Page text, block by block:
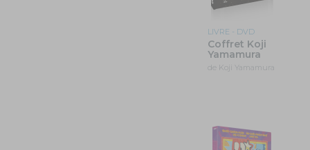
LIVRE - DVD
Coffret Koji
Yamamura
de Koji Yamamura